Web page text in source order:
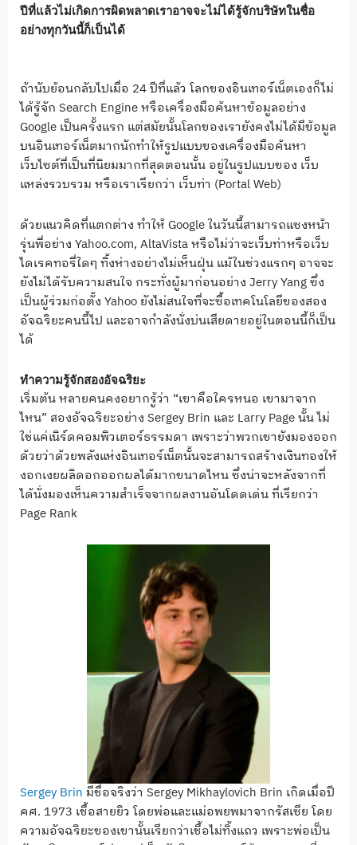
ปีที่แล้วไม่เกิดการผิดพลาดเราอาจจะไม่ได้รู้จักบริษัทในชื่อ
อย่างทุกวันนี้ก็เป็นได้
ถ้านับย้อนกลับไปเมื่อ 24 ปีที่แล้ว โลกของอินเทอร์เน็ตเองก็ไม่
ได้รู้จัก Search Engine หรือเครื่องมือค้นหาข้อมูลอย่าง
Google เป็นครั้งแรก แต่สมัยนั้นโลกของเรายังคงไม่ได้มีข้อมูล
บนอินเทอร์เน็ตมากนักทำให้รูปแบบของเครื่องมือค้นหา
เว็บไซต์ที่เป็นที่นิยมมากที่สุดตอนนั้น อยู่ในรูปแบบของ เว็บ
แหล่งรวบรวม หรือเราเรียกว่า เว็บท่า (Portal Web)
ด้วยแนวคิดที่แตกต่าง ทำให้ Google ในวันนี้สามารถแซงหน้า
รุ่นพี่อย่าง Yahoo.com, AltaVista หรือไม่ว่าจะเว็บท่าหรือเว็บ
ไดเรคทอรี่ใดๆ ทิ้งห่างอย่างไม่เห็นฝุ่น แม้ในช่วงแรกๆ อาจจะ
ยังไม่ได้รับความสนใจ กระทั่งผู้มาก่อนอย่าง Jerry Yang ซึ่ง
เป็นผู้ร่วมก่อตั้ง Yahoo ยังไม่สนใจที่จะซื้อเทคโนโลยีของสอง
อัจฉริยะคนนี้ไป และอาจกำลังนั่งบ่นเสียดายอยู่ในตอนนี้ก็เป็น
ได้
ทำความรู้จักสองอัจฉริยะ
เริ่มต้น หลายคนคงอยากรู้ว่า “เขาคือใครหนอ เขามาจาก
ไหน” สองอัจฉริยะอย่าง Sergey Brin และ Larry Page นั้น ไม่
ใช่แค่เนิร์ดคอมพิวเตอร์ธรรมดา เพราะว่าพวกเขายังมองออก
ด้วยว่าด้วยพลังแห่งอินเทอร์เน็ตนั้นจะสามารถสร้างเงินทองให้
งอกเงยผลิดอกออกผลได้มากขนาดไหน ซึ่งน่าจะหลังจากที่
ได้นั่งมองเห็นความสำเร็จจากผลงานอันโดดเด่น ที่เรียกว่า
Page Rank
Sergey Brin มีชื่อจริงว่า Sergey Mikhaylovich Brin เกิดเมื่อปี
คศ. 1973 เชื้อสายยิว โดยพ่อและแม่อพยพมาจากรัสเซีย โดย
ความอัจฉริยะของเขานั้นเรียกว่าเชื้อไม่ทิ้งแถว เพราะพ่อเป็น